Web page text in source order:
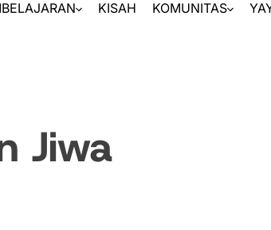
KISAH KOMUNITAS
Jiwa